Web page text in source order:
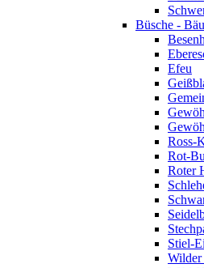
Büsche -
Efeu
Ross-
Rot-
Roter
Stiel-